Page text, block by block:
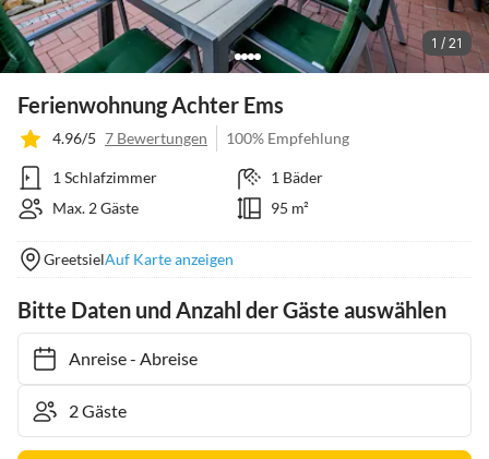
1 / 21
Ferienwohnung Achter Ems
4.96/5 7 Bewertungen 100% Empfehlung
1 Schlafzimmer
1 Bäder
Max. 2 Gäste
95 m²
GreetsielAuf Karte anzeigen
Bitte Daten und Anzahl der Gäste auswählen
Anreise- Abreise